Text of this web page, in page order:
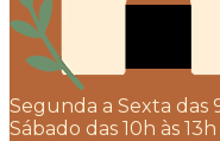
Segunda a Sexta das
Sábado das 10h às 13h